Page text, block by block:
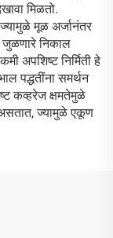
मिळतो.
मूळ अर्जानंतर
निकाल
अपशिष्ट निर्मिती हे
पद्धतींना समर्थन
कव्हरेज क्षमतेमुळे
ज्यामुळे एकूण